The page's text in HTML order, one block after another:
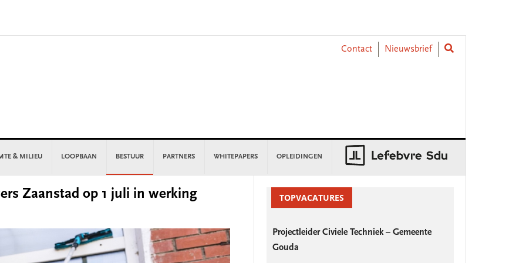
Contact
Nieuwsbrief
& MILIEU LOOPBAAN BESTUUR PARTNERS WHITEPAPERS OPLEIDINGEN
Zaanstad op 1 juli in werking
SidebarTOPVACATURES
Projectleider Civiele Techniek – Gemeente
Gouda